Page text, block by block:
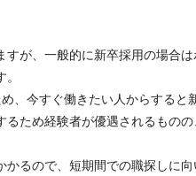
が、一般的に新卒採用の場合
、今すぐ働きたい人からすると
ため経験者が優遇されるもの
るので、短期間での職探しに向